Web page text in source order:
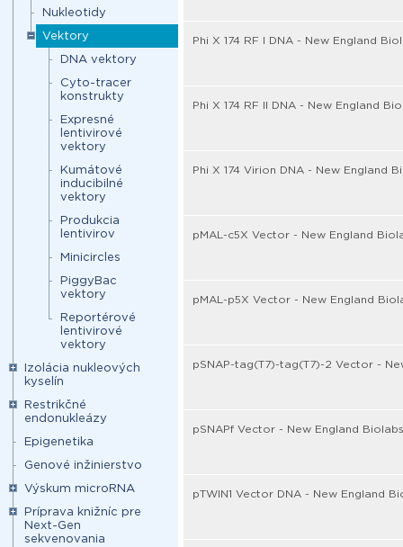
Nukleotidy
Vektory
DNA vektory
Cyto-tracer
konstrukty
Expresné
lentivirové
vektory
Kumátové
inducibilné
vektory
Produkcia
lentivirov
Minicircles
PiggyBac
vektory
Reportérové
lentivirové
vektory
Izolácia nukleových
kyselín
Restrikčné
endonukleázy
Epigenetika
Genové inžinierstvo
Výskum microRNA
Príprava knižníc pre
Next-Gen
sekvenovania
Phi X 174 RF I DNA - New England
Phi X 174 RF II DNA - New England
Phi X 174 Virion DNA - New England
pMAL-c5X Vector - New England
pMAL-p5X Vector - New England
pSNAP-tag(T7)-tag(T7)-2 Vector -
pSNAPf Vector - New England Biolabs
pTWIN1 Vector DNA - New England